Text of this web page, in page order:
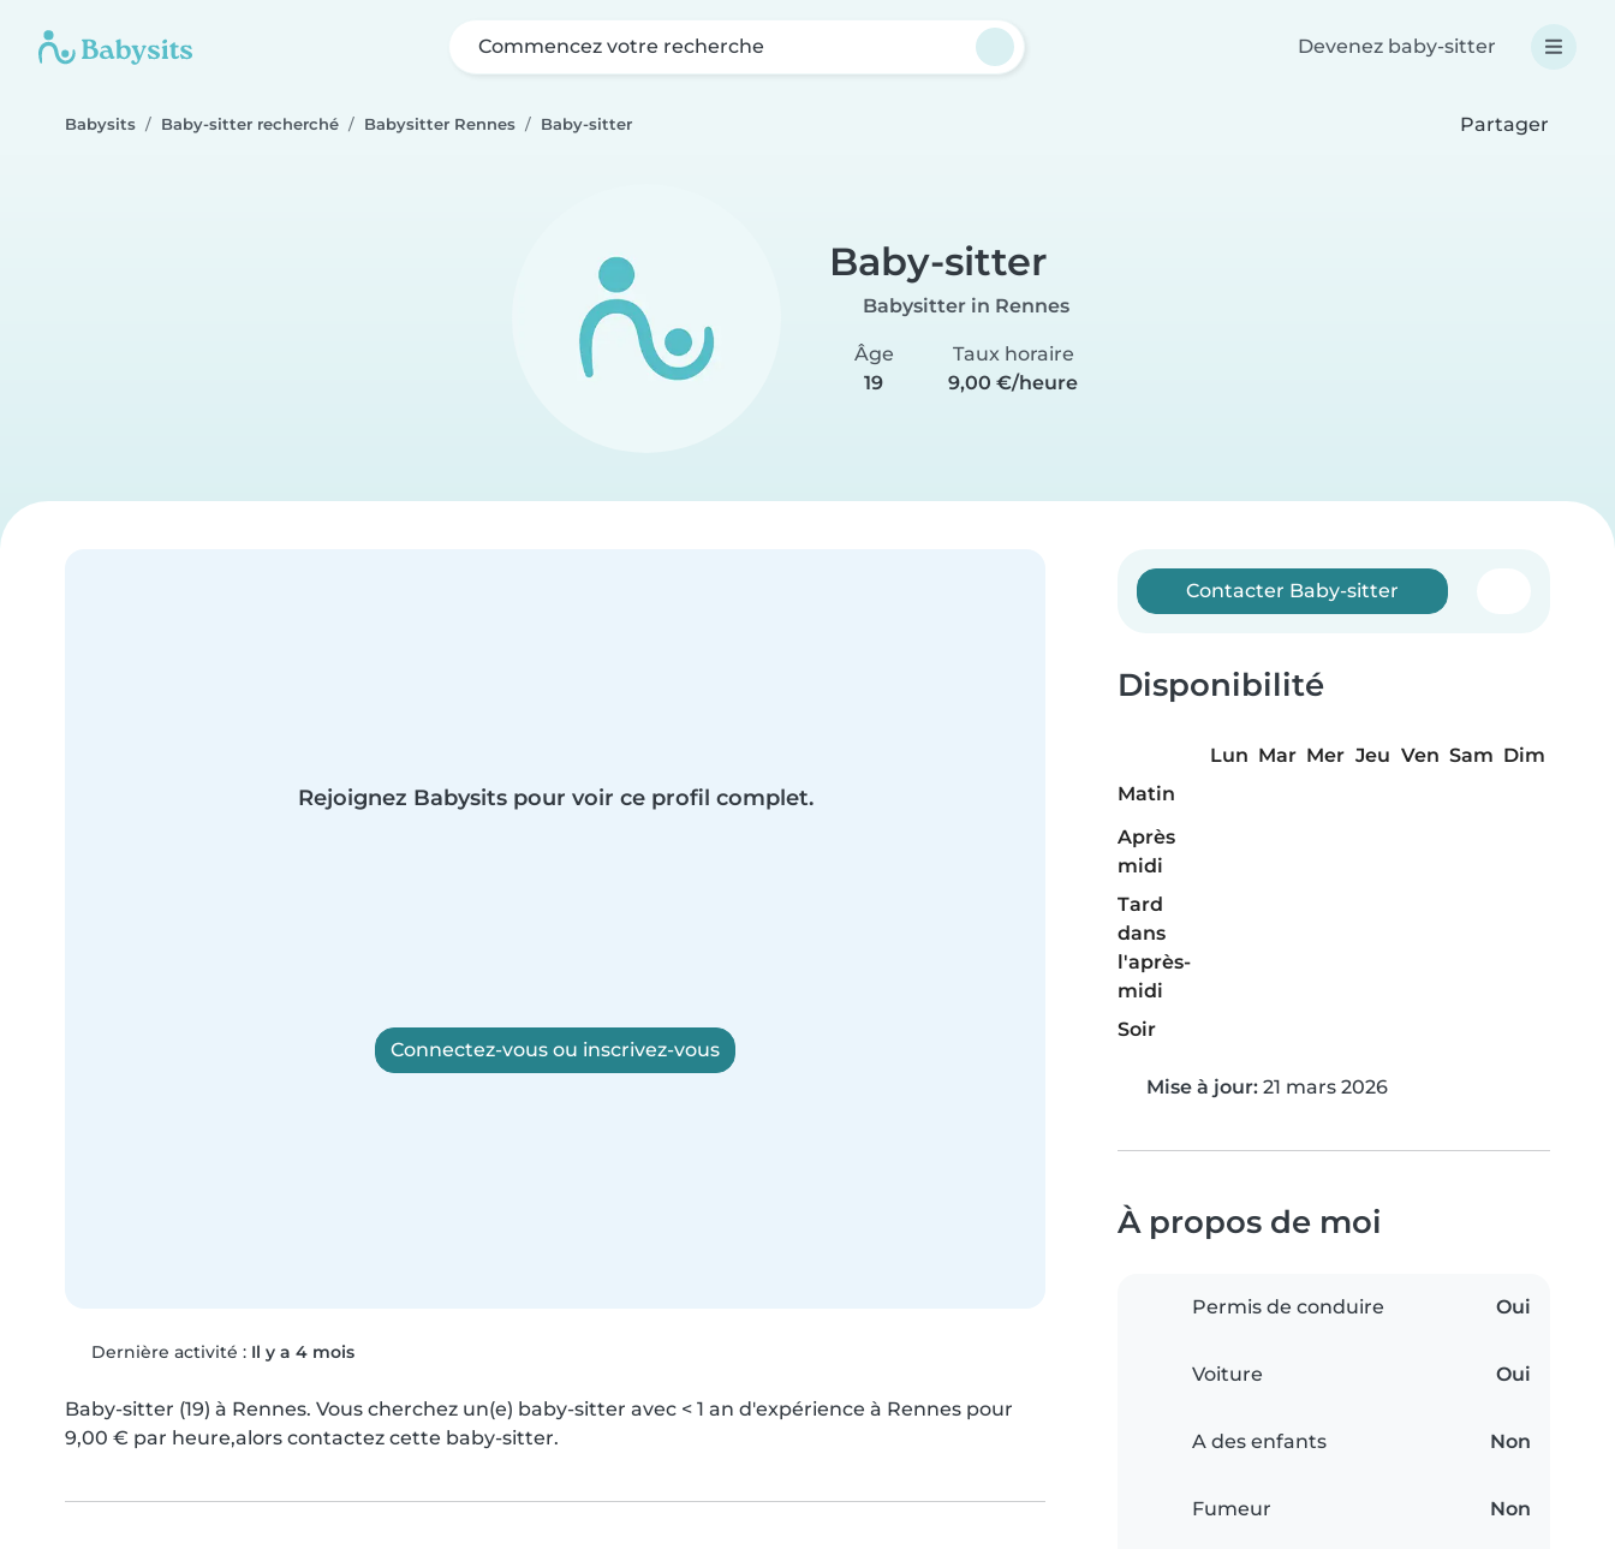
Commencez votre recherche Devenez baby-sitter
Babysits Baby-sitter recherché Babysitter Rennes Baby-sitter Partager
Baby-sitter
Babysitter in Rennes
Âge
19
Taux horaire
9,00 €/heure
Rejoignez Babysits pour voir ce profil complet.
Connectez-vous ou inscrivez-vous
Dernière activité : Il y a 4 mois
Baby-sitter (19) à Rennes. Vous cherchez un(e) baby-sitter avec < 1 an d'expérience à Rennes pour
9,00 € par heure,alors contactez cette baby-sitter.
Contacter Baby-sitter
Disponibilité
Lun Mar Mer Jeu Ven Sam Dim
Matin
Après
midi
Tard
dans
l'après-
midi
Soir
Mise à jour: 21 mars 2026
À propos de moi
Permis de conduire Oui
Voiture Oui
A des enfants Non
Fumeur Non